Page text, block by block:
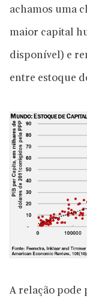
achamos uma
maior capital
disponível) e
entre estoque
A relação pode